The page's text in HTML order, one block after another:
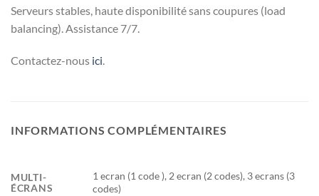
Serveurs stables, haute disponibilité sans coupures (load
balancing). Assistance 7/7.
Contactez-nous ici.
INFORMATIONS COMPLÉMENTAIRES
MULTI-
ÉCRANS
1 ecran (1 code ), 2 ecran (2 codes), 3 ecrans (3
codes)